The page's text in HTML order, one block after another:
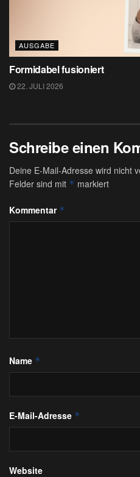
AUSGABE
Formidabel fusioniert
22. JULI 2026
Schreibe einen
Deine E-Mail-Adresse wird nicht
Felder sind mit * markiert
Kommentar *
Name *
E-Mail-Adresse *
Website